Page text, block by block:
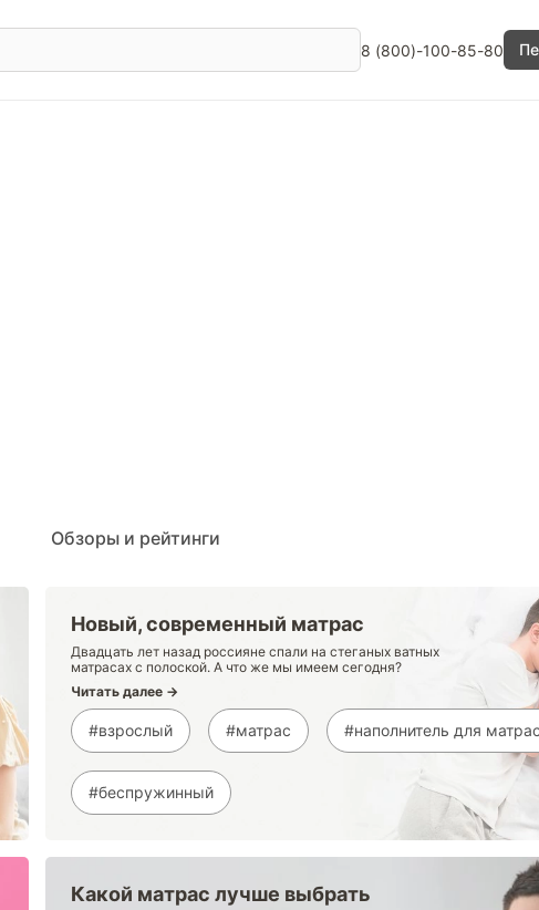
8 (800)-100-85-80
Обзоры и рейтинги
Новый, современный матрас
Двадцать лет назад россияне спали на стеганых ватных
матрасах с полоской. А что же мы имеем сегодня?
Читать далее →
#взрослый #матрас #наполнитель для
#беспружинный
Какой матрас лучше выбрать